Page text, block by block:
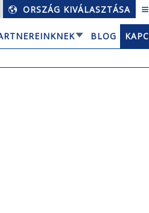
ORSZÁG KIVÁLASZTÁSA
BLOG